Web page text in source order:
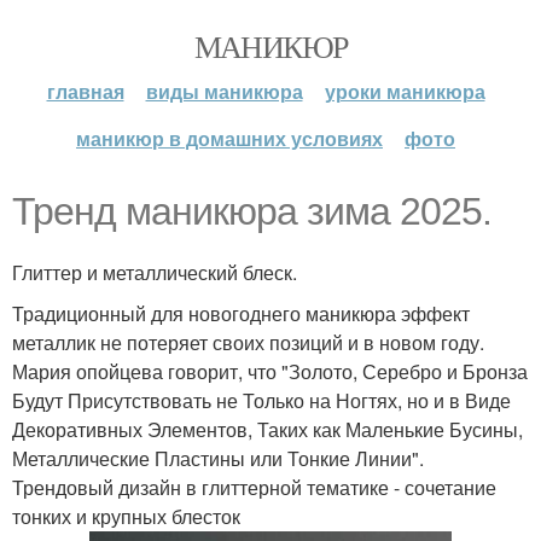
МАНИКЮР
главная виды маникюра
уроки маникюра
маникюр в домашних условиях
фото
Тренд маникюра зима 2025.
Глиттер и металлический блеск.
Традиционный для новогоднего маникюра эффект
металлик не потеряет своих позиций и в новом году.
Мария опойцева говорит, что "Золото, Серебро и Бронза
Будут Присутствовать не Только на Ногтях, но и в Виде
Декоративных Элементов, Таких как Маленькие Бусины,
Металлические Пластины или Тонкие Линии".
Трендовый дизайн в глиттерной тематике - сочетание
тонких и крупных блесток